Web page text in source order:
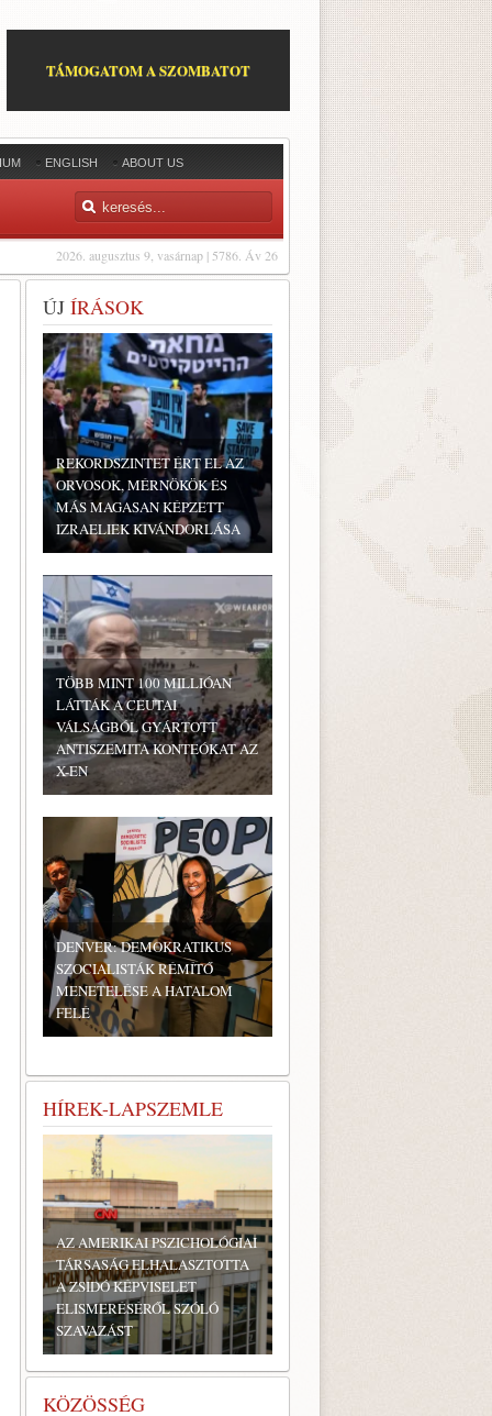
TÁMOGATOM A SZOMBATOT
ENGLISH ABOUT US
2026. augusztus 9, vasárnap | 5786. Áv 26
ÚJ ÍRÁSOK
REKORDSZINTET ÉRT EL AZ
ORVOSOK, MÉRNÖKÖK ÉS
MÁS MAGASAN KÉPZETT
IZRAELIEK KIVÁNDORLÁSA
TÖBB MINT 100 MILLIÓAN
LÁTTÁK A CEUTAI
VÁLSÁGBÓL GYÁRTOTT
ANTISZEMITA KONTEÓKAT AZ
X-EN
DENVER: DEMOKRATIKUS
SZOCIALISTÁK RÉMÍTŐ
MENETELÉSE A HATALOM
FELÉ
HÍREK-LAPSZEMLE
AZ AMERIKAI PSZICHOLÓGIAI
TÁRSASÁG ELHALASZTOTTA
A ZSIDÓ KÉPVISELET
ELISMERÉSÉRŐL SZÓLÓ
SZAVAZÁST
KÖZÖSSÉG